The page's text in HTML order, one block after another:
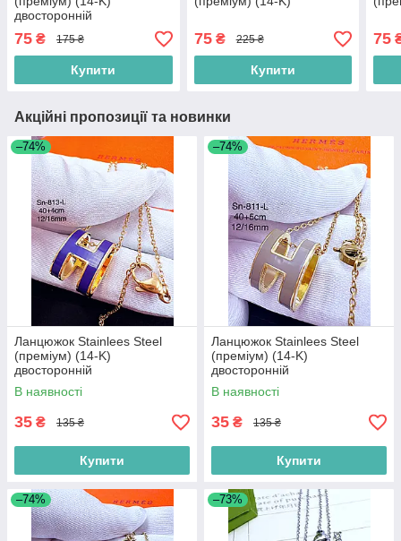
двосторонній
75 ₴ 175 ₴
Купити
75₴ 225 ₴
Купити
75
Акційні пропозиції та новинки
–74%
Ланцюжок Stainlees Steel
(преміум) (14-K)
двосторонній
В наявності
35 ₴ 135 ₴
Купити
–74%
Ланцюжок Stainlees Steel
(преміум) (14-K)
двосторонній
В наявності
35 ₴ 135 ₴
Купити
–74% –73%